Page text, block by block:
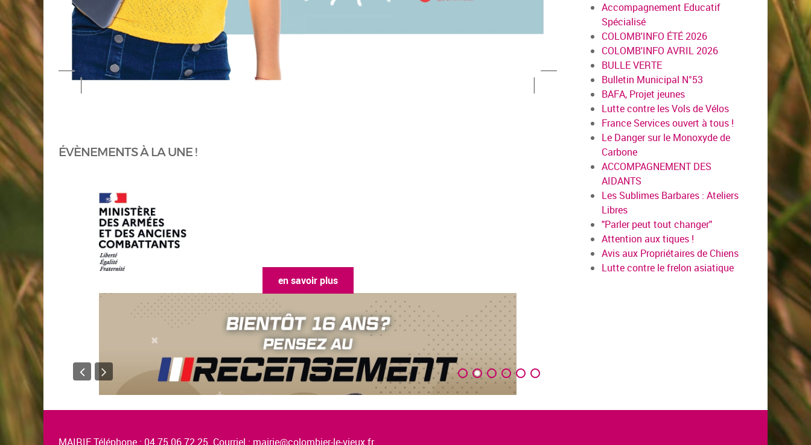
ÉVÈNEMENTS À LA UNE !
Accompagnement Educatif
Spécialisé
COLOMB'INFO ÉTÉ 2026
COLOMB'INFO AVRIL 2026
BULLE VERTE
Bulletin Municipal N°53
BAFA, Projet jeunes
Lutte contre les Vols de Vélos
France Services ouvert à tous !
Le Danger sur le Monoxyde de
Carbone
ACCOMPAGNEMENT DES
AIDANTS
Les Sublimes Barbares : Ateliers
Libres
"Parler peut tout changer"
Attention aux tiques !
Avis aux Propriétaires de Chiens
Lutte contre le frelon asiatique
MAIRIE Téléphone : 04.75.06.72.25 Courriel : mairie@colombier-le-vieux.fr